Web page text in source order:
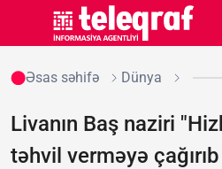
Əsas səhifə Dünya
Livanın Baş naziri
təhvil verməyə çağırıb